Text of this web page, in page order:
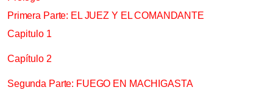
Primera Parte: EL JUEZ Y EL COMANDANTE
Capitulo 1
Capítulo 2
Segunda Parte: FUEGO EN MACHIGASTA